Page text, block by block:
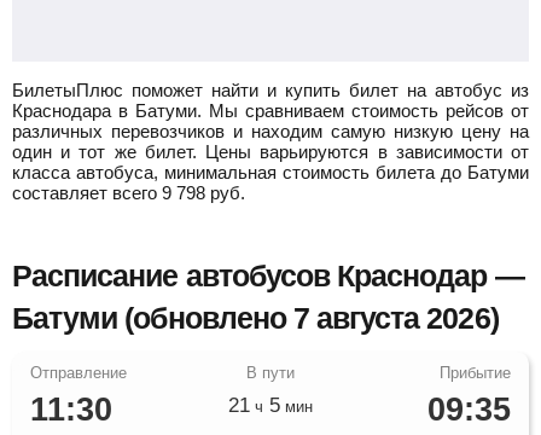
БилетыПлюс поможет найти и купить билет на автобус из
Краснодара в Батуми. Мы сравниваем стоимость рейсов от
различных перевозчиков и находим самую низкую цену на
один и тот же билет. Цены варьируются в зависимости от
класса автобуса, минимальная стоимость билета до Батуми
составляет всего 9 798 руб.
Расписание автобусов Краснодар —
Батуми (обновлено 7 августа 2026)
11:30 09:35
21 ч 5 мин